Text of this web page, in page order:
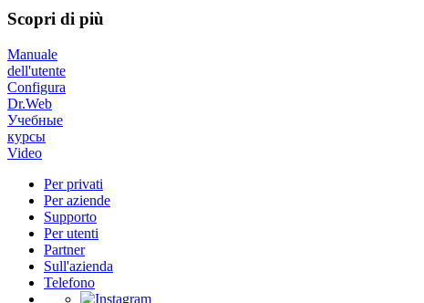
Scopri di più
Manuale
dell'utente
Configura
Dr.Web
Учебные
курсы
Video
Per privati
Per aziende
Supporto
Per utenti
Partner
Sull'azienda
Telefono